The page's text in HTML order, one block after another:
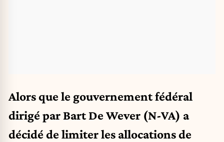
Alors que le gouvernement fédéral
dirigé par Bart De Wever (N-VA) a
décidé de limiter les allocations de